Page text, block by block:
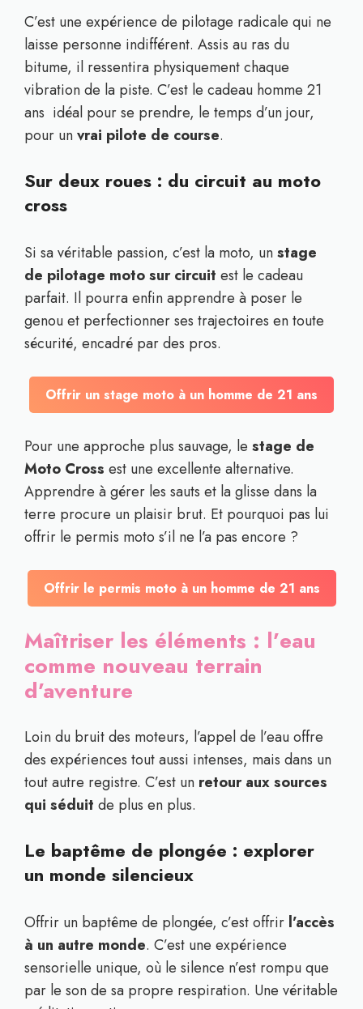
C’est une expérience de pilotage radicale qui ne
laisse personne indifférent. Assis au ras du
bitume, il ressentira physiquement chaque
vibration de la piste. C’est le cadeau homme 21
ans idéal pour se prendre, le temps d’un jour,
pour unvrai pilote de course.
Sur deux roues : du circuit au moto
cross
Si sa véritable passion, c’est la moto, unstage
de pilotage moto sur circuit est le cadeau
parfait. Il pourra enfin apprendre à poser le
genou et perfectionner ses trajectoires en toute
sécurité, encadré par des pros.
Offrir un stage moto à un homme de 21 ans
Pour une approche plus sauvage, le stage de
Moto Cross est une excellente alternative.
Apprendre à gérer les sauts et la glisse dans la
terre procure un plaisir brut. Et pourquoi pas lui
offrir le permis moto s’il ne l’a pas encore ?
Offrir le permis moto à un homme de 21 ans
Maîtriser les éléments : l’eau
comme nouveau terrain
d’aventure
Loin du bruit des moteurs, l’appel de l’eau offre
des expériences tout aussi intenses, mais dans un
tout autre registre. C’est un retour aux sources
qui séduit de plus en plus.
Le baptême de plongée : explorer
un monde silencieux
Offrir un baptême de plongée, c’est offrir l’accès
à un autre monde. C’est une expérience
sensorielle unique, où le silence n’est rompu que
par le son de sa propre respiration. Une véritable